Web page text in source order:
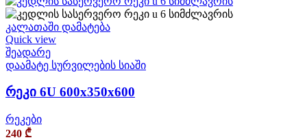
კალათაში დამატება
Quick view
შეადარე
დაამატე სურვილების სიაში
რეკი 6U 600x350x600
რეკები
240 ₾